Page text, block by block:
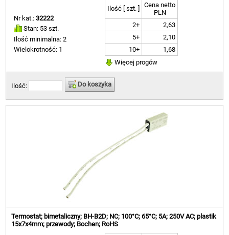
Nr kat.:32222
Stan: 53 szt.
Ilość minimalna: 2
Wielokrotność: 1
Ilość [ szt. ]
Cena netto
PLN
2+
2,63
5+
2,10
10+
1,68
Więcej progów
Ilość: Do koszyka
Termostat; bimetaliczny; BH-B2D; NC; 100°C; 65°C; 5A; 250V AC; plastik
15x7x4mm; przewody; Bochen; RoHS